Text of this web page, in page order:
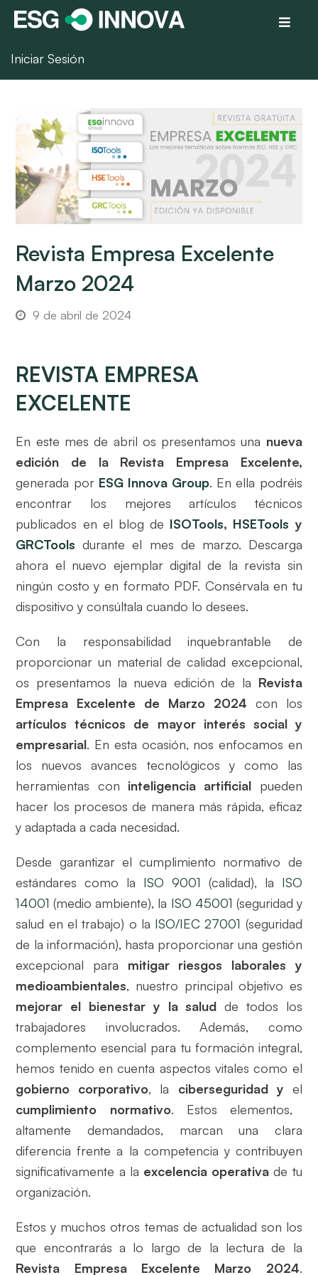
Iniciar Sesión
Revista Empresa Excelente
Marzo 2024
9 de abril de 2024
REVISTA EMPRESA
EXCELENTE
En este mes de abril os presentamos una nueva
edición de la Revista Empresa Excelente,
generada por ESG Innova Group. En ella podréis
encontrar los mejores artículos técnicos
publicados en el blog de ISOTools, HSETools y
GRCTools durante el mes de marzo. Descarga
ahora el nuevo ejemplar digital de la revista sin
ningún costo y en formato PDF. Consérvala en tu
dispositivo y consúltala cuando lo desees.
Con la responsabilidad inquebrantable de
proporcionar un material de calidad excepcional,
os presentamos la nueva edición de la Revista
Empresa Excelente de Marzo 2024 con los
artículos técnicos de mayor interés social y
empresarial. En esta ocasión, nos enfocamos en
los nuevos avances tecnológicos y como las
herramientas con inteligencia artificial pueden
hacer los procesos de manera más rápida, eficaz
y adaptada a cada necesidad.
Desde garantizar el cumplimiento normativo de
estándares como la ISO 9001 (calidad), la ISO
14001 (medio ambiente), la ISO 45001 (seguridad y
salud en el trabajo) o la ISO/IEC 27001 (seguridad
de la información), hasta proporcionar una gestión
excepcional para mitigar riesgos laborales y
medioambientales, nuestro principal objetivo es
mejorar el bienestar y la salud de todos los
trabajadores involucrados. Además, como
complemento esencial para tu formación integral,
hemos tenido en cuenta aspectos vitales como el
gobierno corporativo, la ciberseguridad y el
cumplimiento normativo. Estos elementos,
altamente demandados, marcan una clara
diferencia frente a la competencia y contribuyen
significativamente a la excelencia operativa de tu
organización.
Estos y muchos otros temas de actualidad son los
que encontrarás a lo largo de la lectura de la
Revista Empresa Excelente Marzo 2024.